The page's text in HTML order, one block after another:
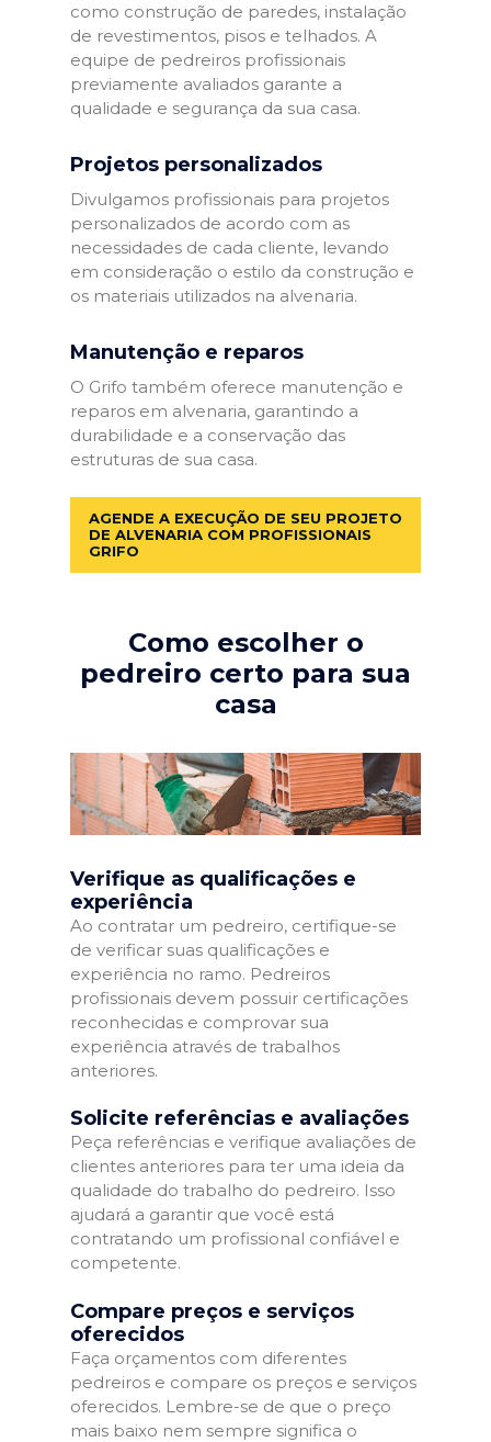
como construção de paredes, instalação
de revestimentos, pisos e telhados. A
equipe de pedreiros profissionais
previamente avaliados garante a
qualidade e segurança da sua casa.
Projetos personalizados
Divulgamos profissionais para projetos
personalizados de acordo com as
necessidades de cada cliente, levando
em consideração o estilo da construção e
os materiais utilizados na alvenaria.
Manutenção e reparos
O Grifo também oferece manutenção e
reparos em alvenaria, garantindo a
durabilidade e a conservação das
estruturas de sua casa.
AGENDE A EXECUÇÃO DE SEU PROJETO
DE ALVENARIA COM PROFISSIONAIS
GRIFO
Como escolher o
pedreiro certo para sua
casa
Verifique as qualificações e
experiência
Ao contratar um pedreiro, certifique-se
de verificar suas qualificações e
experiência no ramo. Pedreiros
profissionais devem possuir certificações
reconhecidas e comprovar sua
experiência através de trabalhos
anteriores.
Solicite referências e avaliações
Peça referências e verifique avaliações de
clientes anteriores para ter uma ideia da
qualidade do trabalho do pedreiro. Isso
ajudará a garantir que você está
contratando um profissional confiável e
competente.
Compare preços e serviços
oferecidos
Faça orçamentos com diferentes
pedreiros e compare os preços e serviços
oferecidos. Lembre-se de que o preço
mais baixo nem sempre significa o